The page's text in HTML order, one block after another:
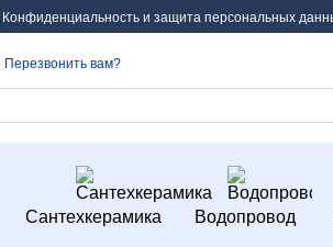
Конфиденциальность и защита персональных
Перезвонить вам?
Сантехкерамика Водопровод